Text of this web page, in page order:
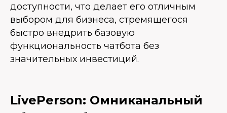
доступности, что делает его отличным
выбором для бизнеса, стремящегося
быстро внедрить базовую
функциональность чатбота без
значительных инвестиций.
LivePerson: Омниканальный